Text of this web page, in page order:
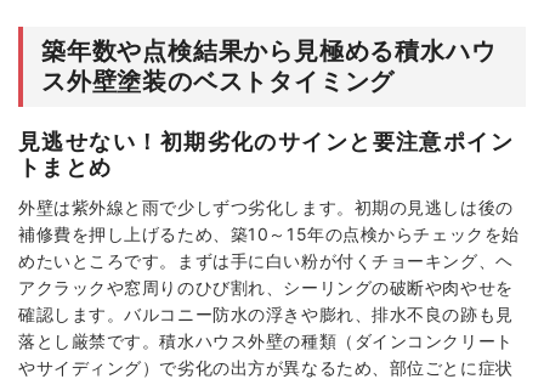
築年数や点検結果から見極める積水ハウ
ス外壁塗装のベストタイミング
見逃せない！初期劣化のサインと要注意ポイン
トまとめ
外壁は紫外線と雨で少しずつ劣化します。初期の見逃しは後の
補修費を押し上げるため、築10～15年の点検からチェックを始
めたいところです。まずは手に白い粉が付くチョーキング、ヘ
アクラックや窓周りのひび割れ、シーリングの破断や肉やせを
確認します。バルコニー防水の浮きや膨れ、排水不良の跡も見
落とし厳禁です。積水ハウス外壁の種類（ダインコンクリート
やサイディング）で劣化の出方が異なるため、部位ごとに症状